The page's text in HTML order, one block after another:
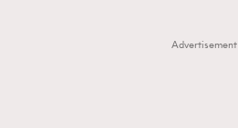
Advertisement